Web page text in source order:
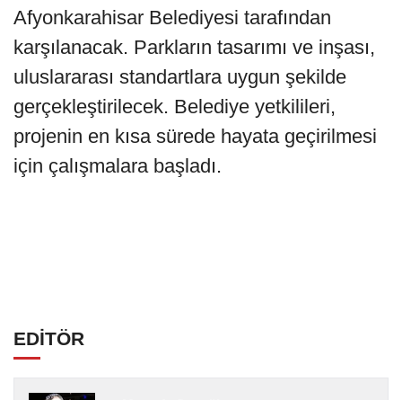
Afyonkarahisar Belediyesi tarafından
karşılanacak. Parkların tasarımı ve inşası,
uluslararası standartlara uygun şekilde
gerçekleştirilecek. Belediye yetkilileri,
projenin en kısa sürede hayata geçirilmesi
için çalışmalara başladı.
EDİTÖR